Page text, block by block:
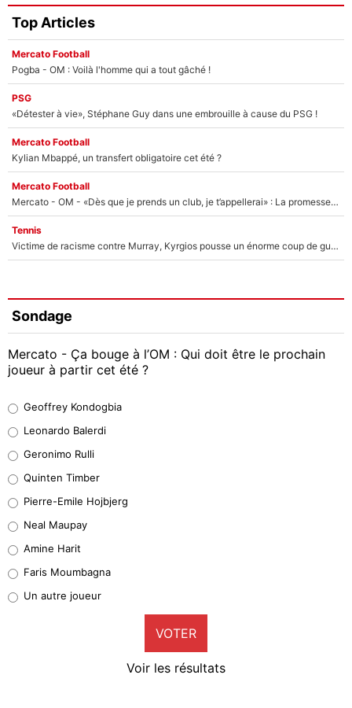
Top Articles
Mercato Football
Pogba - OM : Voilà l'homme qui a tout gâché !
PSG
«Détester à vie», Stéphane Guy dans une embrouille à cause du PSG !
Mercato Football
Kylian Mbappé, un transfert obligatoire cet été ?
Mercato Football
Mercato - OM - «Dès que je prends un club, je t’appellerai» : La promesse de Marcelino au moment de claquer la porte
Tennis
Victime de racisme contre Murray, Kyrgios pousse un énorme coup de gueule !
Sondage
Mercato - Ça bouge à l’OM : Qui doit être le prochain
joueur à partir cet été ?
38%
32%
5%
1%
9%
Geoffrey Kondogbia
Leonardo Balerdi
Geronimo Rulli
Quinten Timber
Pierre-Emile Hojbjerg
Neal Maupay
Amine Harit
Faris Moumbagna
Un autre joueur
VOTER
Voir les résultats